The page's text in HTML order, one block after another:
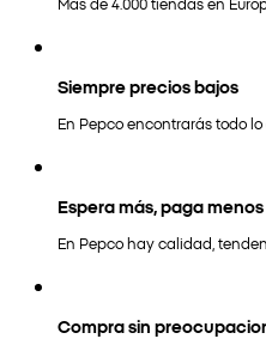
Siempre precios bajos
En Pepco encontrarás todo
Espera más, paga menos
En Pepco hay calidad,
Compra sin